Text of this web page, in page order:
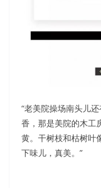
“老美院操场南头儿
香，那是美院的木工
黄。干树枝和枯树叶
下味儿，真美。”